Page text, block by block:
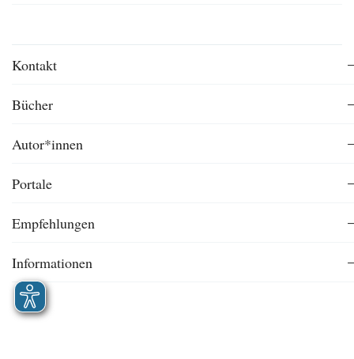
Kontakt
Bücher
Autor*innen
Portale
Empfehlungen
Informationen